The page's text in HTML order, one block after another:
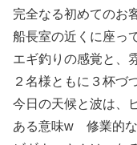
完全なる初めてのお
船長室の近くに座っ
エギ釣りの感覚と、
２名様ともに３杯づ
今日の天候と波は、
ある意味w 修業的な